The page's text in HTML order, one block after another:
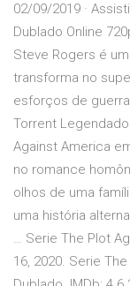
02/09/2019 ·
Dublado Online
Steve Rogers é
transforma no
esforços de
Torrent
Against America
no romance
olhos de uma
uma história
… Serie The Plot
16, 2020. Serie